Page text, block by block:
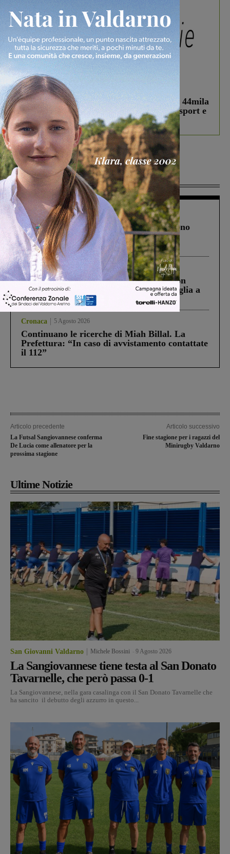
In vetrina 3 Agosto 2026
Estra Notizie agosto: Smart Cities, oltre 44mila
studenti coinvolti, torna il bando per lo sport e
debutta il podcast Estrair
Più lette
Cronaca 4 Agosto 2026
Un anno fa la strage in A1 in cui morirono
Gianni, Giulia e Franco. Lo schianto, il
processo, lo stop ai sorpassi fra tir....
Cronaca 3 Agosto 2026
Scomparso da una struttura di Castiglion
Fiorentino l’uomo che aveva ucciso la figlia a
Levane nel 2020
Cronaca 5 Agosto 2026
Continuano le ricerche di Miah Billal. La
Prefettura: “In caso di avvistamento contattate
il 112”
Articolo precedente
La Futsal Sangiovannese conferma
De Lucia come allenatore per la
prossima stagione
Articolo successivo
Fine stagione per i ragazzi del
Minirugby Valdarno
Ultime Notizie
San Giovanni Valdarno Michele Bossini 9 Agosto 2026
La Sangiovannese tiene testa al San Donato
Tavarnelle, che però passa 0-1
La Sangiovannese, nella gara casalinga con il San Donato Tavarnelle che
ha sancito il debutto degli azzurro in questo...